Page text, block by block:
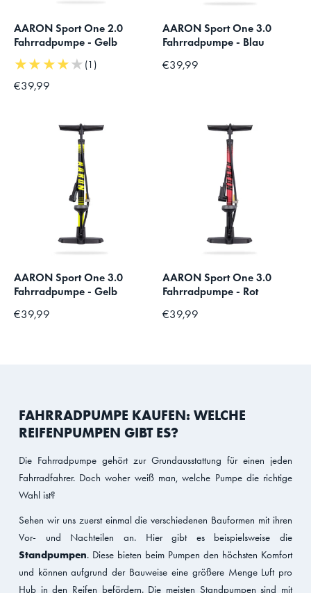
AARON Sport One 2.0
Fahrradpumpe - Gelb
★★★★★ (1)
€39,99
AARON Sport One 3.0
Fahrradpumpe - Blau
€39,99
AARON Sport One 3.0
Fahrradpumpe - Gelb
€39,99
AARON Sport One 3.0
Fahrradpumpe - Rot
€39,99
FAHRRADPUMPE KAUFEN: WELCHE
REIFENPUMPEN GIBT ES?
Die Fahrradpumpe gehört zur Grundausstattung für einen jeden
Fahrradfahrer. Doch woher weiß man, welche Pumpe die richtige
Wahl ist?
Sehen wir uns zuerst einmal die verschiedenen Bauformen mit ihren
Vor- und Nachteilen an. Hier gibt es beispielsweise die
Standpumpen. Diese bieten beim Pumpen den höchsten Komfort
und können aufgrund der Bauweise eine größere Menge Luft pro
Hub in den Reifen befördern. Die meisten Standpumpen sind mit